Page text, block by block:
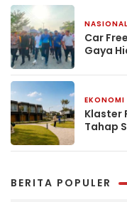
NASIONAL
Car
Gaya
EKONOMI
Klaster
Tahap
BERITA POPULER